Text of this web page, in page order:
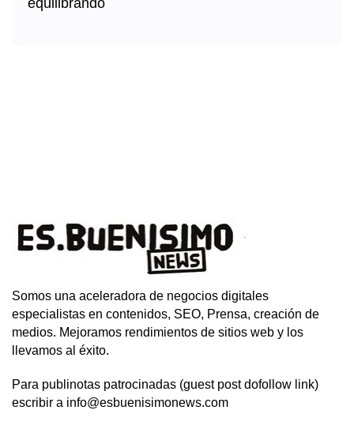
Somos una aceleradora de negocios digitales
especialistas en contenidos, SEO, Prensa, creación de
medios. Mejoramos rendimientos de sitios web y los
llevamos al éxito.
Para publinotas patrocinadas (guest post dofollow link)
escribir a info@esbuenisimonews.com